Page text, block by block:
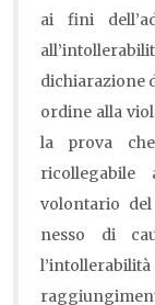
ai fini
dichiarazione
ordine alla
la prova
ricollegabile
volontario
nesso di